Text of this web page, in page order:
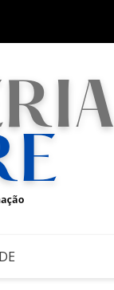
única no